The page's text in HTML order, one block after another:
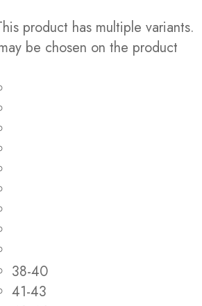
product has multiple variants.
be chosen on the product
38-40
41-43